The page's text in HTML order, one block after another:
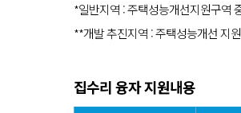
*일반지역 : 주택성능개선지원구역
**개발 추진지역 : 주택성능개선 지
집수리 융자 지원내용